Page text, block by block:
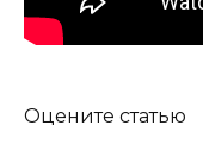
Оцените статью